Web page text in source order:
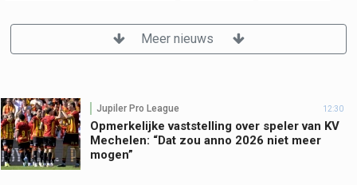
Meer nieuws
Jupiler Pro League 12:30
Opmerkelijke vaststelling over speler van KV
Mechelen: “Dat zou anno 2026 niet meer
mogen”